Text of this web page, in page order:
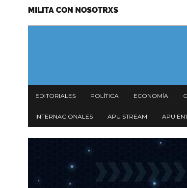
Menu
MILITA CON NOSOTRXS
Navegación
principal
EDITORIALES POLÍTICA ECONOMÍA
INTERNACIONALES APU STREAM APU